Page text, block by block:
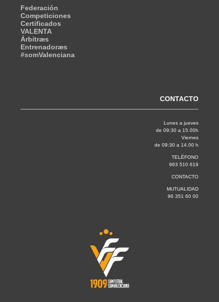
Federación
Competiciones
Certificados
VALENTA
Árbitræs
Entrenadoræs
#somValenciana
CONTACTO
Lunes a jueves
de 09:30 a 15.00h
Viernes
de 09:30 a 14.00 h
TELÉFONO
963 510 619
CONTACTO
MUTUALIDAD
96 351 60 00